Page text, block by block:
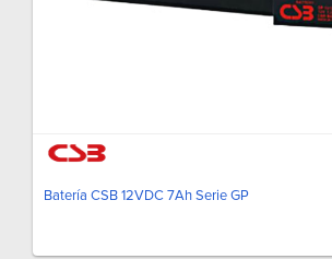
Batería CSB 12VDC 7Ah Serie GP